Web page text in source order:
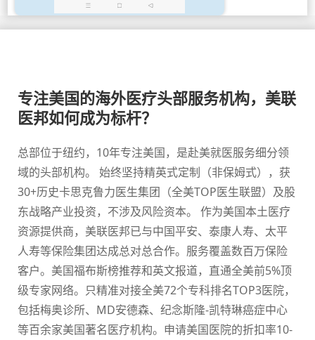
专注美国的海外医疗头部服务机构，美联
医邦如何成为标杆？
总部位于纽约，10年专注美国，是赴美就医服务细分领
域的头部机构。 始终坚持精英式定制（非保姆式），获
30+历史卡思克鲁力医生集团（全美TOP医生联盟）及股
东战略产业投资，不涉及风险资本。 作为美国本土医疗
资源提供商，美联医邦已与中国平安、泰康人寿、太平
人寿等保险集团达成总对总合作。服务覆盖数百万保险
客户。美国福布斯榜推荐和英文报道，直通全美前5%顶
级专家网络。只精准对接全美72个专科排名TOP3医院，
包括梅奥诊所、MD安德森、纪念斯隆-凯特琳癌症中心
等百余家美国著名医疗机构。申请美国医院的折扣率10-